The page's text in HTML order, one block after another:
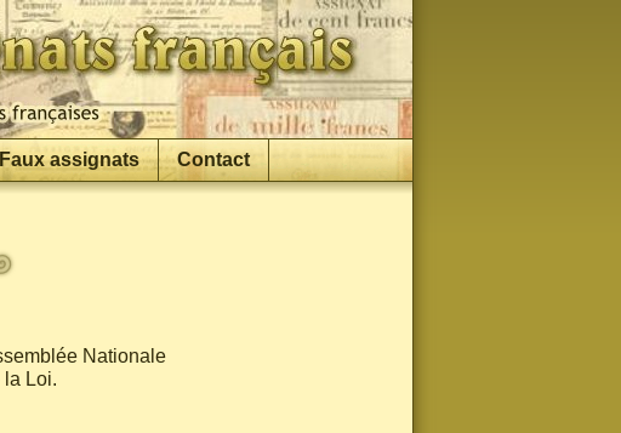
Faux assignats Contact
Nationale
la Loi.